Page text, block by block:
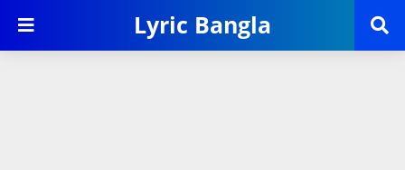
Lyric Bangla